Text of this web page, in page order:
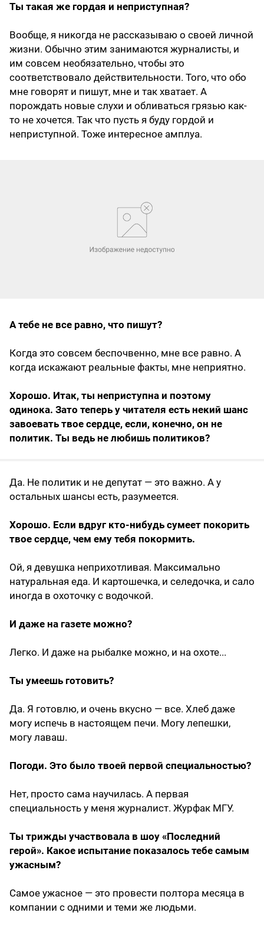
Ты такая же гордая и неприступная?
Вообще, я никогда не рассказываю о своей личной
жизни. Обычно этим занимаются журналисты, и
им совсем необязательно, чтобы это
соответствовало действительности. Того, что обо
мне говорят и пишут, мне и так хватает. А
порождать новые слухи и обливаться грязью как-
то не хочется. Так что пусть я буду гордой и
неприступной. Тоже интересное амплуа.
А тебе не все равно, что пишут?
Когда это совсем беспочвенно, мне все равно. А
когда искажают реальные факты, мне неприятно.
Хорошо. Итак, ты неприступна и поэтому
одинока. Зато теперь у читателя есть некий шанс
завоевать твое сердце, если, конечно, он не
политик. Ты ведь не любишь политиков?
Да. Не политик и не депутат — это важно. А у
остальных шансы есть, разумеется.
Хорошо. Если вдруг кто-нибудь сумеет покорить
твое сердце, чем ему тебя покормить.
Ой, я девушка неприхотливая. Максимально
натуральная еда. И картошечка, и селедочка, и сало
иногда в охоточку с водочкой.
И даже на газете можно?
Легко. И даже на рыбалке можно, и на охоте...
Ты умеешь готовить?
Да. Я готовлю, и очень вкусно — все. Хлеб даже
могу испечь в настоящем печи. Могу лепешки,
могу лаваш.
Погоди. Это было твоей первой специальностью?
Нет, просто сама научилась. А первая
специальность у меня журналист. Журфак МГУ.
Ты трижды участвовала в шоу «Последний
герой». Какое испытание показалось тебе самым
ужасным?
Самое ужасное — это провести полтора месяца в
компании с одними и теми же людьми.